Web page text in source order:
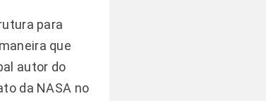
para
que
autor do
da NASA no